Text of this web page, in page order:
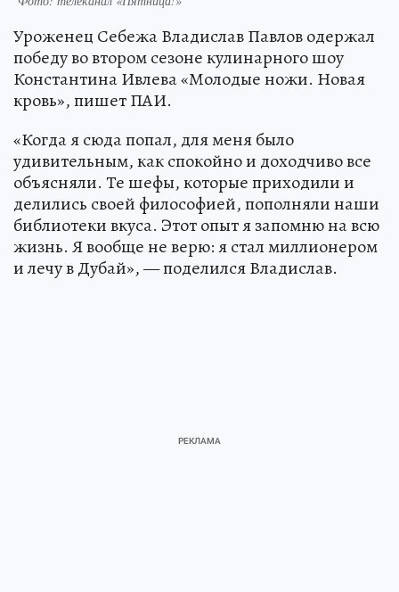
Уроженец Себежа Владислав Павлов одержал
победу во втором сезоне кулинарного шоу
Константина Ивлева «Молодые ножи. Новая
кровь», пишет ПАИ.
«Когда я сюда попал, для меня было
удивительным, как спокойно и доходчиво все
объясняли. Те шефы, которые приходили и
делились своей философией, пополняли наши
библиотеки вкуса. Этот опыт я запомню на всю
жизнь. Я вообще не верю: я стал миллионером
и лечу в Дубай», — поделился Владислав.